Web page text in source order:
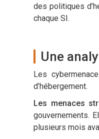
des politiques
chaque SI.
Une
Les
d’hébergement.
Les menaces
gouvernements.
plusieurs mois